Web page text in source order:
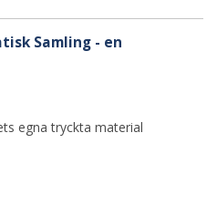
Samling - en
egna tryckta material